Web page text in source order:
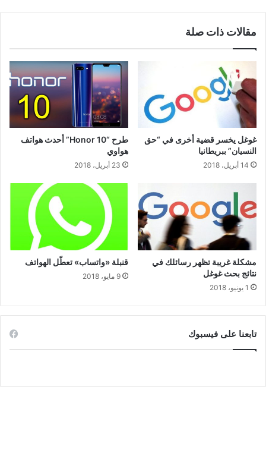
مقالات ذات صلة
غوغل يخسر قضية أخرى في “حق
النسيان” ببريطانيا
14 أبريل، 2018
طرح “Honor 10” أحدث هواتف
هواوي
23 أبريل، 2018
مشكلة غريبة تظهر رسائلك في
نتائج بحث غوغل
1 يونيو، 2018
قنبلة «واتساب» تعطّل الهواتف
9 مايو، 2018
تابعنا على فيسبوك